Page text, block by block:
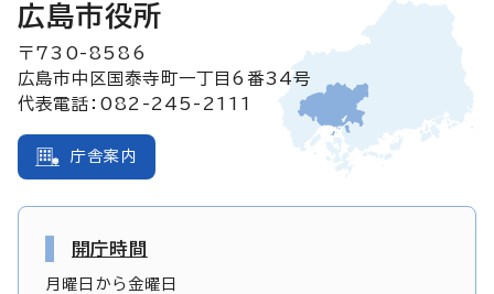
広島市役所
〒730-8586
広島市中区国泰寺町一丁目6番34号
代表電話：082-245-2111
庁舎案内
開庁時間
月曜日から金曜日